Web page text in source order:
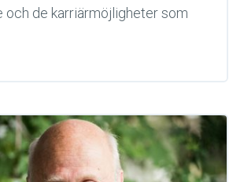
och de karriärmöjligheter som